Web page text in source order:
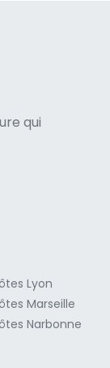
qui
Lyon
Marseille
Narbonne